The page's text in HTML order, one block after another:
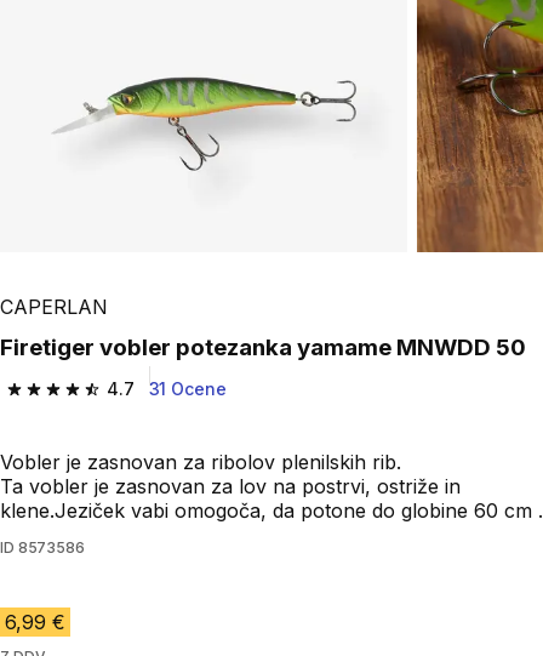
CAPERLAN
Firetiger vobler potezanka yamame MNWDD 50
4.7
4.7 od 5 zvezdic from 31 ocene
31 Ocene
Vobler je zasnovan za ribolov plenilskih rib.
Ta vobler je zasnovan za lov na postrvi, ostriže in
klene.Jeziček vabi omogoča, da potone do globine 60 cm .
ID 8573586
6,99 €